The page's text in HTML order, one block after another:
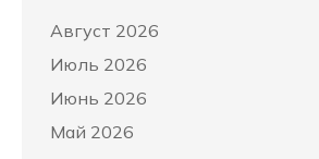
Август 2026
Июль 2026
Июнь 2026
Май 2026